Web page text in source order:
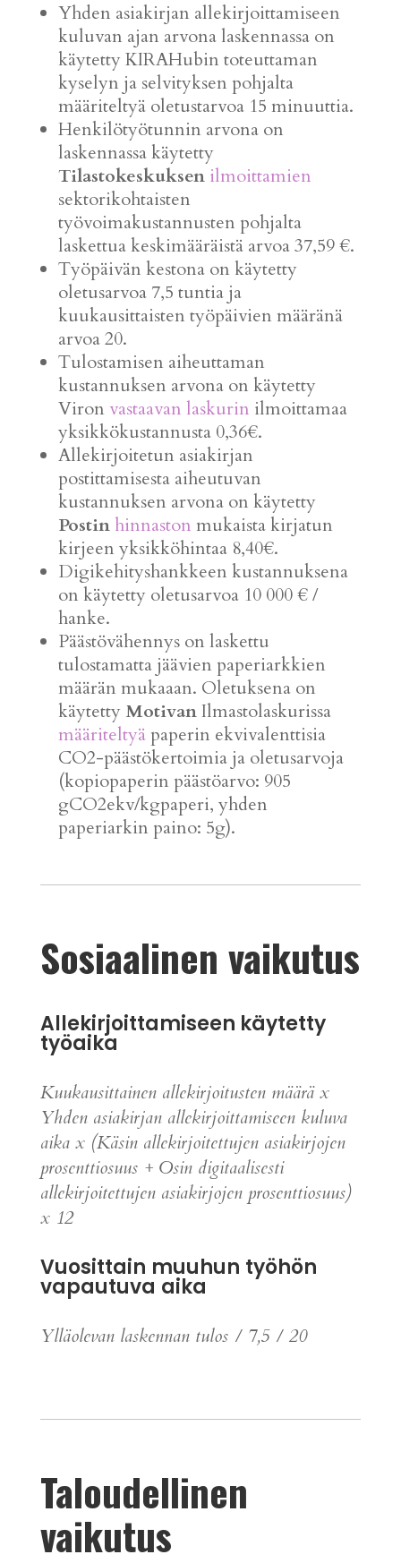
Yhden asiakirjan allekirjoittamiseen
kuluvan ajan arvona laskennassa on
käytetty KIRAHubin toteuttaman
kyselyn ja selvityksen pohjalta
määriteltyä oletustarvoa 15 minuuttia.
Henkilötyötunnin arvona on
laskennassa käytetty
Tilastokeskuksen ilmoittamien
sektorikohtaisten
työvoimakustannusten pohjalta
laskettua keskimääräistä arvoa 37,59 €.
Työpäivän kestona on käytetty
oletusarvoa 7,5 tuntia ja
kuukausittaisten työpäivien määränä
arvoa 20.
Tulostamisen aiheuttaman
kustannuksen arvona on käytetty
Viron vastaavan laskurin ilmoittamaa
yksikkökustannusta 0,36€.
Allekirjoitetun asiakirjan
postittamisesta aiheutuvan
kustannuksen arvona on käytetty
Postinhinnaston mukaista kirjatun
kirjeen yksikköhintaa 8,40€.
Digikehityshankkeen kustannuksena
on käytetty oletusarvoa 10 000 € /
hanke.
Päästövähennys on laskettu
tulostamatta jäävien paperiarkkien
määrän mukaaan. Oletuksena on
käytetty MotivanIlmastolaskurissa
määriteltyäpaperin ekvivalenttisia
CO2-päästökertoimia ja oletusarvoja
(kopiopaperin päästöarvo: 905
gCO2ekv/kgpaperi, yhden
paperiarkin paino: 5g).
Sosiaalinen vaikutus
Allekirjoittamiseen käytetty
työaika
Kuukausittainen allekirjoitusten määrä x
Yhden asiakirjan allekirjoittamiseen kuluva
aika x (Käsin allekirjoitettujen asiakirjojen
prosenttiosuus+ Osin digitaalisesti
allekirjoitettujen asiakirjojen prosenttiosuus)
x 12
Vuosittain muuhun työhön
vapautuva aika
Ylläolevan laskennan tulos / 7,5 / 20
Taloudellinen
vaikutus